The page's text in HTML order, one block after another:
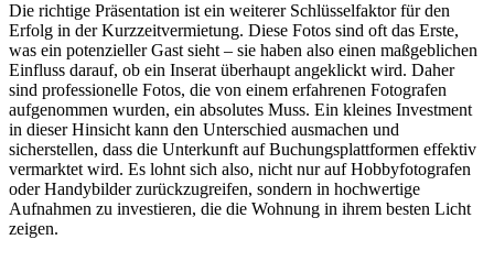
Die richtige Präsentation ist ein weiterer Schlüsselfaktor für den
Erfolg in der Kurzzeitvermietung. Diese Fotos sind oft das Erste,
was ein potenzieller Gast sieht – sie haben also einen maßgeblichen
Einfluss darauf, ob ein Inserat überhaupt angeklickt wird. Daher
sind professionelle Fotos, die von einem erfahrenen Fotografen
aufgenommen wurden, ein absolutes Muss. Ein kleines Investment
in dieser Hinsicht kann den Unterschied ausmachen und
sicherstellen, dass die Unterkunft auf Buchungsplattformen effektiv
vermarktet wird. Es lohnt sich also, nicht nur auf Hobbyfotografen
oder Handybilder zurückzugreifen, sondern in hochwertige
Aufnahmen zu investieren, die die Wohnung in ihrem besten Licht
zeigen.